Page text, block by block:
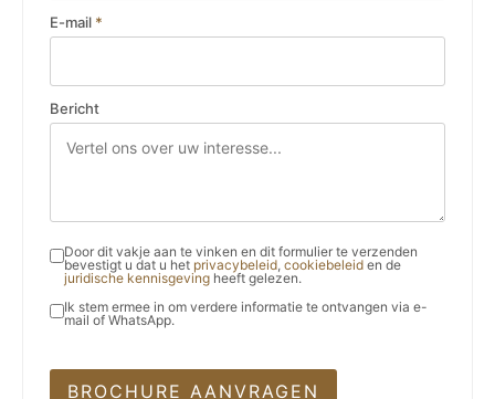
E-mail *
Bericht
Door dit vakje aan te vinken en dit formulier te verzenden
bevestigt u dat u het privacybeleid, cookiebeleid en de
juridische kennisgeving heeft gelezen.
Ik stem ermee in om verdere informatie te ontvangen via e-
mail of WhatsApp.
BROCHURE AANVRAGEN